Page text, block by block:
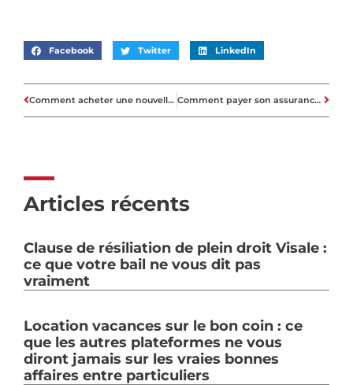
Facebook Twitter LinkedIn
Comment acheter une nouvelle maison avec de la cryptomonnaie ? Comment payer son assurance habitation moins chère?
Articles récents
Clause de résiliation de plein droit Visale :
ce que votre bail ne vous dit pas
vraiment
Location vacances sur le bon coin : ce
que les autres plateformes ne vous
diront jamais sur les vraies bonnes
affaires entre particuliers